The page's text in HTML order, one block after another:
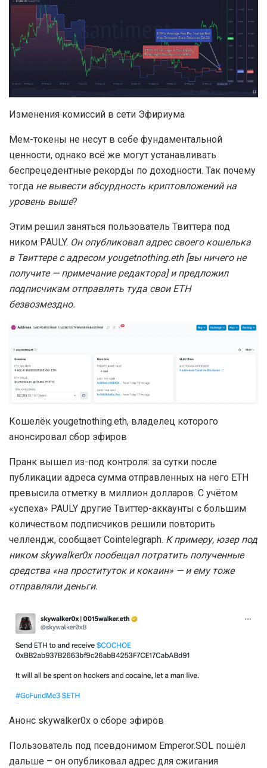
Изменения комиссий в сети Эфириума
Мем-токены не несут в себе фундаментальной
ценности, однако всё же могут устанавливать
беспрецедентные рекорды по доходности. Так почему
тогда не вывести абсурдность криптовложений на
уровень выше?
Этим решил заняться пользователь Твиттера под
ником PAULY. Он опубликовал адрес своего кошелька
в Твиттере с адресом yougetnothing.eth [вы ничего не
получите — примечание редактора] и предложил
подписчикам отправлять туда свои ETH
безвозмездно.
Кошелёк yougetnothing.eth, владелец которого
анонсировал сбор эфиров
Пранк вышел из-под контроля: за сутки после
публикации адреса сумма отправленных на него ETH
превысила отметку в миллион долларов. С учётом
«успеха» PAULY другие Твиттер-аккаунты с большим
количеством подписчиков решили повторить
челлендж, сообщает Cointelegraph. К примеру, юзер под
ником skywalker0x пообещал потратить полученные
средства «на проституток и кокаин» — и ему тоже
отправляли деньги.
Анонс skywalker0x о сборе эфиров
Пользователь под псевдонимом Emperor.SOL пошёл
дальше – он опубликовал адрес для сжигания